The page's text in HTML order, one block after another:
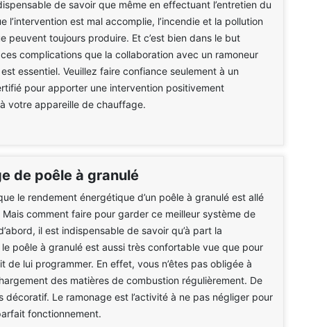
de savoir que même en effectuant l’entretien du
l’intervention est mal accomplie, l’incendie et la pollution
peuvent toujours produire. Et c’est bien dans le but
complications que la collaboration avec un ramoneur
essentiel. Veuillez faire confiance seulement à un
pour apporter une intervention positivement
votre appareille de chauffage.
de poêle à granulé
le rendement énergétique d’un poêle à granulé est allé
Mais comment faire pour garder ce meilleur système de
il est indispensable de savoir qu’à part la
poêle à granulé est aussi très confortable vue que pour
de lui programmer. En effet, vous n’êtes pas obligée à
des matières de combustion régulièrement. De
décoratif. Le ramonage est l’activité à ne pas négliger pour
fonctionnement.